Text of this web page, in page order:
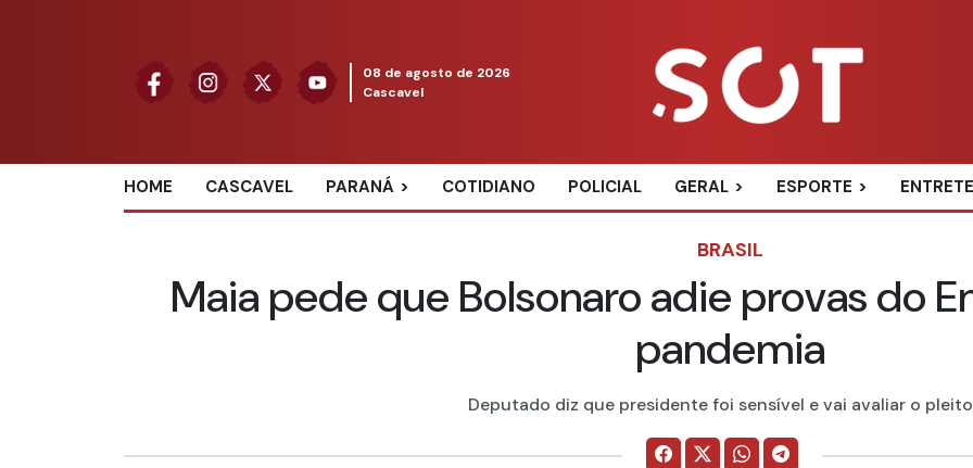
08 de agosto de 2026
Cascavel
HOME CASCAVEL PARANÁ COTIDIANO POLICIAL GERAL ESPORTE
BRASIL
Maia pede que Bolsonaro adie provas do
pandemia
Deputado diz que presidente foi sensível e vai avaliar o